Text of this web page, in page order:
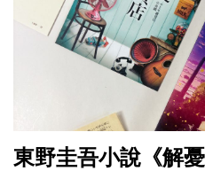
東野圭吾小說《解